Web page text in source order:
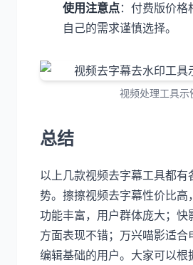
使用注意点：付费版价
自己的需求谨慎选择。
视频处理工具示
总结
以上几款视频去字幕工具都有
势。擦擦视频去字幕性价比高
功能丰富，用户群体庞大；快
方面表现不错；万兴喵影适合
编辑基础的用户。大家可以根